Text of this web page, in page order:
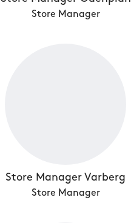
Store Manager
Store Manager Varberg
Store Manager